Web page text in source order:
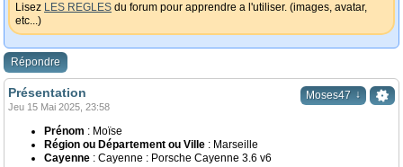
Lisez LES REGLES du forum pour apprendre a l'utiliser. (images, avatar,
etc...)
Répondre
Moses47 ↓
Présentation
Jeu 15 Mai 2025, 23:58
Prénom : Moïse
Région ou Département ou Ville : Marseille
Cayenne : Cayenne : Porsche Cayenne 3.6 v6